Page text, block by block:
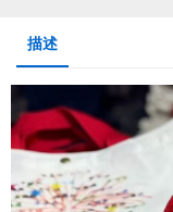
描述